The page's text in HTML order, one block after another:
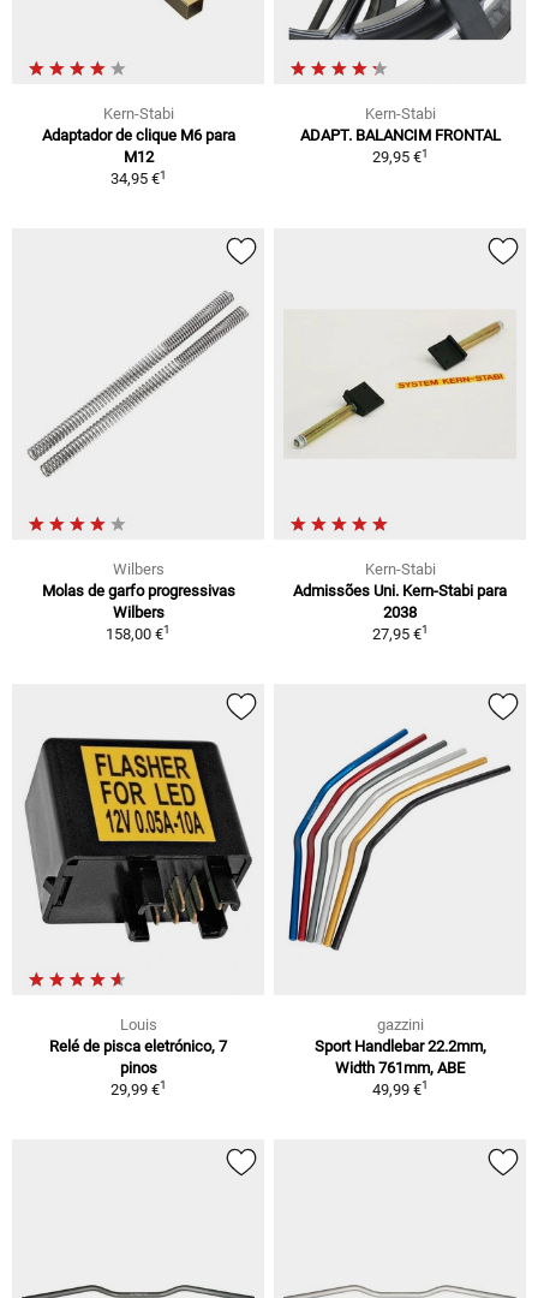
Kern-Stabi
Adaptador de clique M6 para
M12
34,95 €1
Kern-Stabi
ADAPT. BALANCIM FRONTAL
29,95 €1
Wilbers
Molas de garfo progressivas
Wilbers
158,00 €1
Kern-Stabi
Admissões Uni. Kern-Stabi para
2038
27,95 €1
Louis
Relé de pisca eletrónico, 7
pinos
29,99 €1
gazzini
Sport Handlebar 22.2mm,
Width 761mm, ABE
49,99 €1